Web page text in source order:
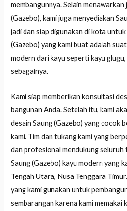
membangunnya. Selain
(Gazebo), kami juga menyediakan
jadi dan siap digunakan di kota
(Gazebo) yang kami buat adalah
modern dari kayu seperti kayu glugu,
sebagainya.
Kami siap memberikan konsultasi
bangunan Anda. Setelah itu, kami
desain Saung (Gazebo) yang cocok
kami. Tim dan tukang kami yang
dan profesional mendukung seluruh
Saung (Gazebo) kayu modern yang
Tengah Utara, Nusa Tenggara
yang kami gunakan untuk
sembarangan karena kami memakai